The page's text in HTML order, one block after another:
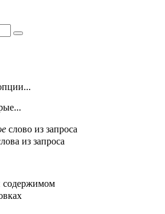
слово из запроса
из запроса
содержимом